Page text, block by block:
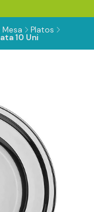
Mesa Platos
10 Uni